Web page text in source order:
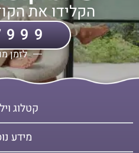
הקלידו את
לזמן
קטלוג
מידע